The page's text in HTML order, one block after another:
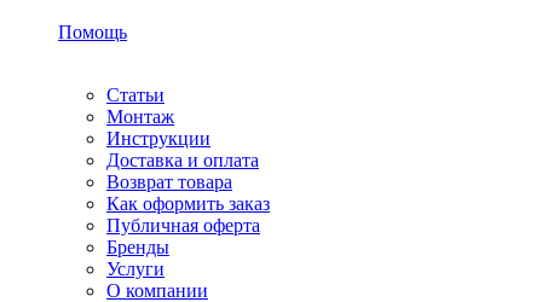
Помощь
Статьи
Монтаж
Инструкции
Доставка и оплата
Возврат товара
Как оформить заказ
Публичная оферта
Бренды
Услуги
О компании